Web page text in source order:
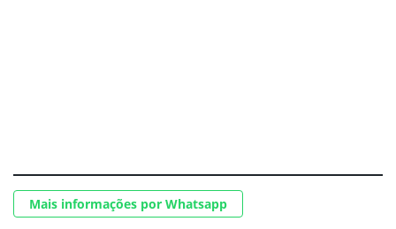
Mais informações por Whatsapp